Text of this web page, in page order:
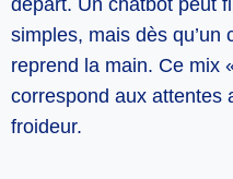
simples, mais dès qu’un
reprend la main. Ce mix
correspond aux attentes
froideur.